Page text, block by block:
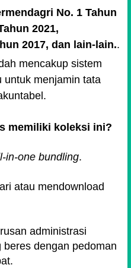
No. 1 Tahun
2021,
2017, dan lain-lain..
mencakup sistem
untuk menjamin tata
memiliki koleksi ini?
in-one bundling.
atau mendownload
administrasi
dengan pedoman